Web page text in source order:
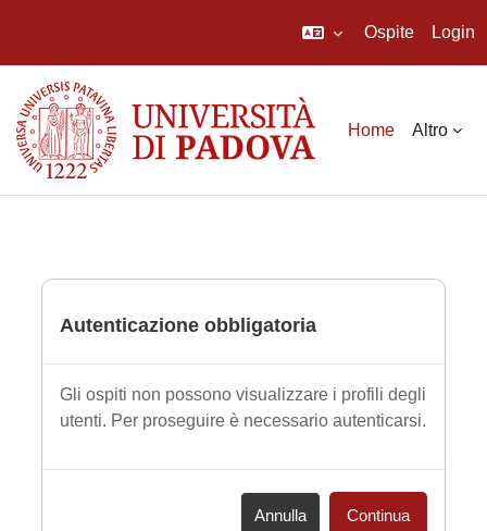
Ospite Login
Home Altro
Autenticazione obbligatoria
Gli ospiti non possono visualizzare i profili degli
utenti. Per proseguire è necessario autenticarsi.
Annulla Continua